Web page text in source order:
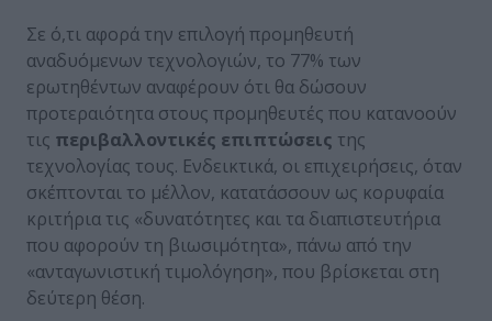
Σε ό,τι αφορά την επιλογή προμηθευτή
αναδυόμενων τεχνολογιών, το 77% των
ερωτηθέντων αναφέρουν ότι θα δώσουν
προτεραιότητα στους προμηθευτές που κατανοούν
τις περιβαλλοντικές επιπτώσεις της
τεχνολογίας τους. Ενδεικτικά, οι επιχειρήσεις, όταν
σκέπτονται το μέλλον, κατατάσσουν ως κορυφαία
κριτήρια τις «δυνατότητες και τα διαπιστευτήρια
που αφορούν τη βιωσιμότητα», πάνω από την
«ανταγωνιστική τιμολόγηση», που βρίσκεται στη
δεύτερη θέση.